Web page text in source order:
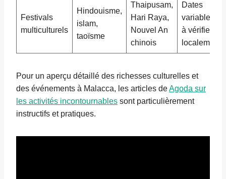
Festivals
multiculturels
Hindouisme,
islam,
taoïsme
Thaipusam,
Hari Raya,
Nouvel An
chinois
Dates
variables,
à vérifier
localement
Pour un aperçu détaillé des richesses culturelles et
des événements à Malacca, les articles deAgoda sur
les activités incontournables sont particulièrement
instructifs et pratiques.